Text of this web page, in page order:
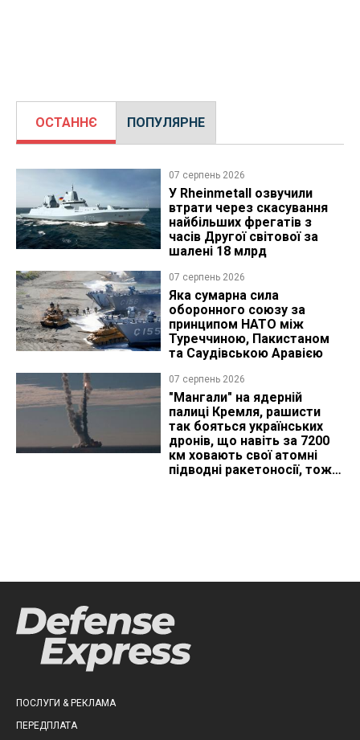
ОСТАННЄ ПОПУЛЯРНЕ
07 серпень 2026
У Rheinmetall озвучили
втрати через скасування
найбільших фрегатів з
часів Другої світової за
шалені 18 млрд
07 серпень 2026
Яка сумарна сила
оборонного союзу за
принципом НАТО між
Туреччиною, Пакистаном
та Саудівською Аравією
07 серпень 2026
"Мангали" на ядерній
палиці Кремля, рашисти
так бояться українських
дронів, що навіть за 7200
км ховають свої атомні
підводні ракетоносії, тож
ПОСЛУГИ & РЕКЛАМА
ПЕРЕДПЛАТА